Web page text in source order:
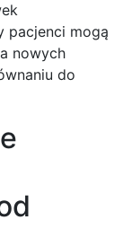
pacjenci mogą
nowych
do